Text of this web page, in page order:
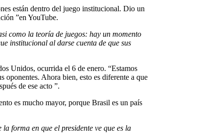
están dentro del juego institucional. Dio un
”en YouTube.
como la teoría de juegos: hay un momento
institucional al darse cuenta de que sus
Unidos, ocurrida el 6 de enero. “Estamos
oponentes. Ahora bien, esto es diferente a que
de ese acto ”.
es mucho mayor, porque Brasil es un país
forma en que el presidente ve que es la